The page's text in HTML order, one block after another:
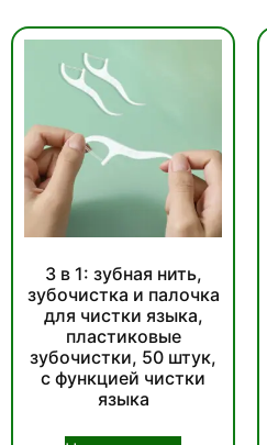
3 в 1: зубная нить,
зубочистка и палочка
для чистки языка,
пластиковые
зубочистки, 50 штук,
с функцией чистки
языка